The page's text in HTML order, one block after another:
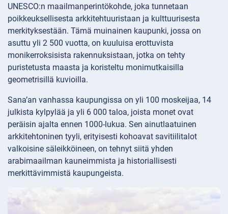
UNESCO:n maailmanperintökohde, joka tunnetaan
poikkeuksellisesta arkkitehtuuristaan ja kulttuurisesta
merkityksestään. Tämä muinainen kaupunki, jossa on
asuttu yli 2 500 vuotta, on kuuluisa erottuvista
monikerroksisista rakennuksistaan, jotka on tehty
puristetusta maasta ja koristeltu monimutkaisilla
geometrisillä kuvioilla.
Sana’an vanhassa kaupungissa on yli 100 moskeijaa, 14
julkista kylpylää ja yli 6 000 taloa, joista monet ovat
peräisin ajalta ennen 1000-lukua. Sen ainutlaatuinen
arkkitehtoninen tyyli, erityisesti kohoavat savitiilitalot
valkoisine säleikköineen, on tehnyt siitä yhden
arabimaailman kauneimmista ja historiallisesti
merkittävimmistä kaupungeista.